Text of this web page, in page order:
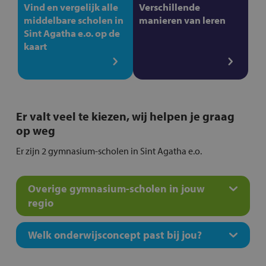
Vind en vergelijk alle
middelbare scholen in
Sint Agatha e.o. op de
kaart
Verschillende
manieren van leren
Er valt veel te kiezen, wij helpen je graag
op weg
Er zijn 2 gymnasium-scholen in Sint Agatha e.o.
Overige gymnasium-scholen in jouw
regio
Welk onderwijsconcept past bij jou?